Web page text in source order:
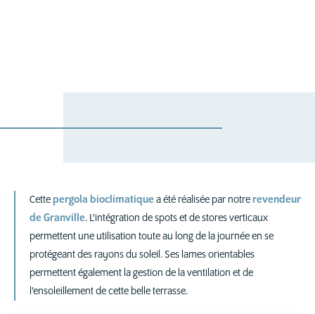
Cettepergola bioclimatique a été réalisée par notrerevendeur
de Granville. L’intégration de spots et de stores verticaux
permettent une utilisation toute au long de la journée en se
protégeant des rayons du soleil. Ses lames orientables
permettent également la gestion de la ventilation et de
l’ensoleillement de cette belle terrasse.